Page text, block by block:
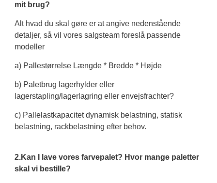
mit brug?
Alt hvad du skal gøre er at angive nedenstående
detaljer, så vil vores salgsteam foreslå passende
modeller
a) Pallestørrelse Længde * Bredde * Højde
b) Paletbrug lagerhylder eller
lagerstapling/lagerlagring eller envejsfrachter?
c) Pallelastkapacitet dynamisk belastning, statisk
belastning, rackbelastning efter behov.
2.Kan I lave vores farvepalet? Hvor mange paletter
skal vi bestille?